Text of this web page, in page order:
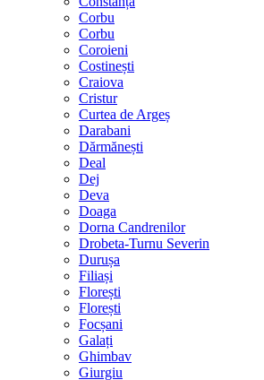
Corbu
Corbu
Coroieni
Costinești
Craiova
Cristur
Curtea de Argeș
Darabani
Dărmănești
Deal
Dej
Deva
Doaga
Dorna Candrenilor
Drobeta-Turnu Severin
Durușa
Filiași
Florești
Florești
Focșani
Galați
Ghimbav
Giurgiu